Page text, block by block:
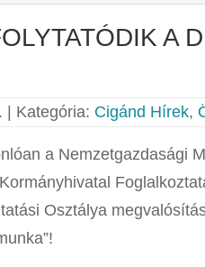
A
| Kategória: Cigánd Hírek,
a Nemzetgazdasági
Osztálya